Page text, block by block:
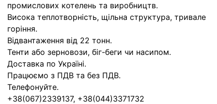
промислових котелень та виробництв.
Висока теплотворність, щільна структура, тривале
горіння.
Відвантаження від 22 тонн.
Тенти або зерновози, біг-беги чи насипом.
Доставка по Україні.
Працюємо з ПДВ та без ПДВ.
Телефонуйте.
+38(067)2339137, +38(044)3371732